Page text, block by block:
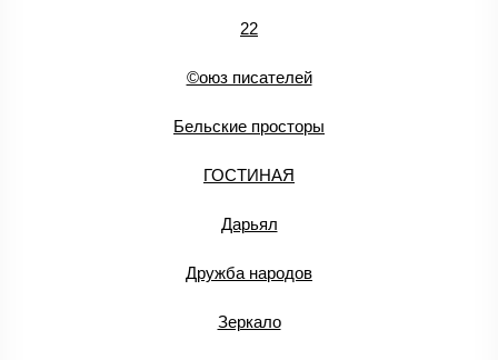
22
©оюз писателей
Бельские просторы
ГОСТИНАЯ
Дарьял
Дружба народов
Зеркало